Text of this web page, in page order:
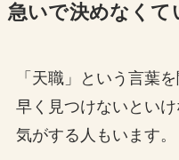
急いで決めなくて
「天職」という言葉
早く見つけないとい
気がする人もいます。